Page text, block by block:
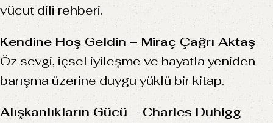
vücut dili rehberi.
Kendine Hoş Geldin – Miraç Çağrı Aktaş
Öz sevgi, içsel iyileşme ve hayatla yeniden
barışma üzerine duygu yüklü bir kitap.
Alışkanlıkların Gücü – Charles Duhigg